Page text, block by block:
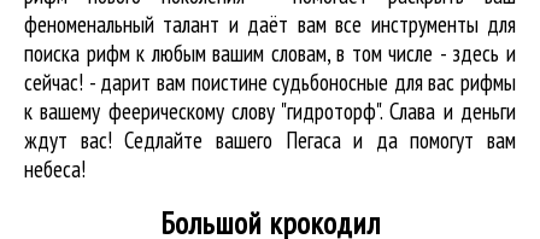
феноменальный талант и даёт вам все инструменты для
поиска рифмк любым вашим словам, в том числе - здесь и
сейчас! - дарит вам поистине судьбоносные для вас рифмы
к вашему феерическому слову "гидроторф". Слава и деньги
ждут вас! Седлайте вашего Пегаса и да помогут вам
небеса!
Большой крокодил